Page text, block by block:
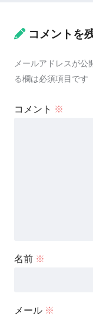
コメントを
メールアドレスが公
る欄は必須項目です
コメント ※
名前 ※
メール ※